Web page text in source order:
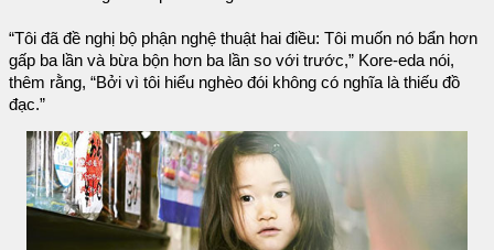
“Tôi đã đề nghị bộ phận nghệ thuật hai điều: Tôi muốn nó bẩn hơn
gấp ba lần và bừa bộn hơn ba lần so với trước,” Kore-eda nói,
thêm rằng, “Bởi vì tôi hiểu nghèo đói không có nghĩa là thiếu đồ
đạc.”